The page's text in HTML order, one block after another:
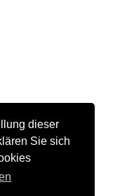
dieser
Sie sich